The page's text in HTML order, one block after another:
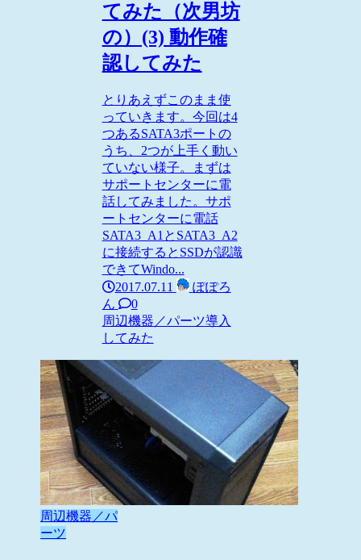
てみた（次男坊
の）(3) 動作確
認してみた
とりあえずこのまま使
っていきます。今回は4
つあるSATA3ポートの
うち、2つが上手く動い
ていない様子。まずは
サポートセンターに電
話してみました。サポ
ートセンターに電話
SATA3_A1とSATA3_A2
に接続するとSSDが認識
できてWindo...
2017.07.11
ぽぽろ
ん
0
周辺機器／パーツ導入
してみた
周辺機器／パ
ーツ